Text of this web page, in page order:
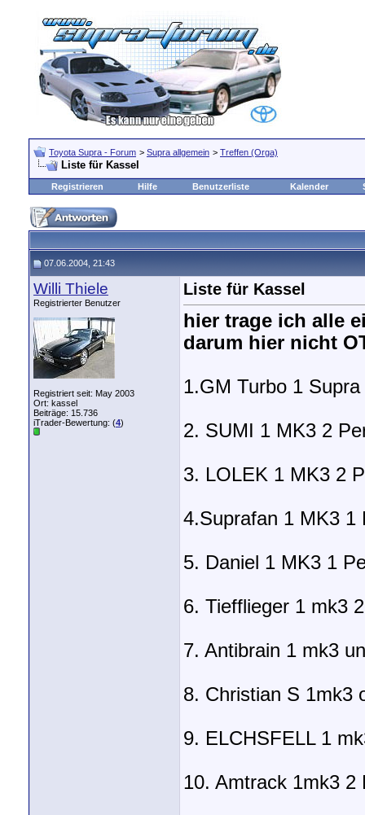
Toyota Supra - Forum > Supra allgemein > Treffen (Orga)
Liste für Kassel
Registrieren Hilfe Benutzerliste Kalender
07.06.2004, 21:43
Willi Thiele
Registrierter Benutzer
Registriert seit: May 2003
Ort: kassel
Beiträge: 15.736
iTrader-Bewertung: (4)
Liste für Kassel
hier trage ich alle
darum hier nicht
1.GM Turbo 1
2. SUMI 1 MK3 2
3. LOLEK 1 MK3 2
4.Suprafan 1 MK3 1
5. Daniel 1 MK3 1
6. Tiefflieger 1 mk3
7. Antibrain 1 mk3
8. Christian S 1mk3
9. ELCHSFELL 1
10. Amtrack 1mk3 2